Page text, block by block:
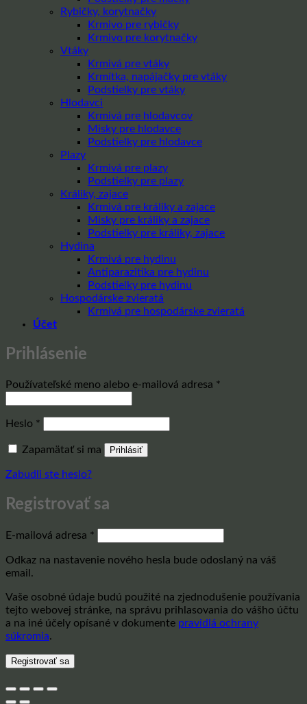
Rybičky, korytnačky
Krmivo pre rybičky
Krmivo pre korytnačky
Vtáky
Krmivá pre vtáky
Krmítka, napájačky pre vtáky
Podstielky pre vtáky
Hlodavci
Krmivá pre hlodavcov
Misky pre hlodavce
Podstielky pre hlodavce
Plazy
Krmivá pre plazy
Podstielky pre plazy
Králiky, zajace
Krmivá pre králiky a zajace
Misky pre králiky a zajace
Podstielky pre králiky, zajace
Hydina
Krmivá pre hydinu
Antiparazitika pre hydinu
Podstielky pre hydinu
Hospodárske zvieratá
Krmivá pre hospodárske zvieratá
Účet
Prihlásenie
Používateľské meno alebo e-mailová adresa *
Heslo *
Zapamätať si ma Prihlásiť
Zabudli ste heslo?
Registrovať sa
E-mailová adresa *
Odkaz na nastavenie nového hesla bude odoslaný na váš
email.
Vaše osobné údaje budú použité na zjednodušenie používania
tejto webovej stránke, na správu prihlasovania do vášho účtu
a na iné účely opísané v dokumente pravidlá ochrany
súkromia.
Registrovať sa